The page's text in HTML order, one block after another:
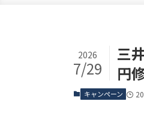
三
円
2026
7/29
キャンペーン